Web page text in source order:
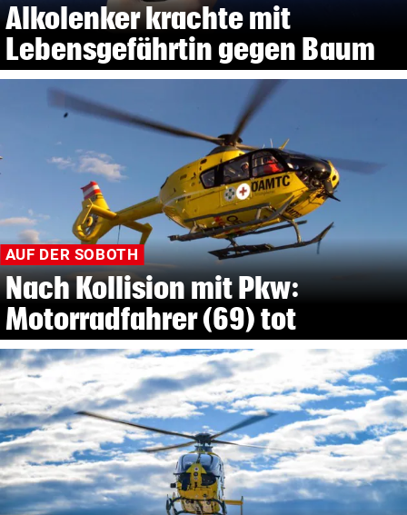
Alkolenker krachte mit
Lebensgefährtin gegen Baum
AUF DER SOBOTH
Nach Kollision mit Pkw:
Motorradfahrer (69) tot